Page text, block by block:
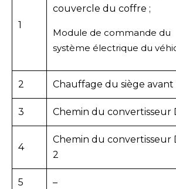
1
couvercle du coffre ;
Module de commande du
système électrique du
2 Chauffage du siège
3 Chemin du convertisseur
4
Chemin du convertisseur
2
5 –